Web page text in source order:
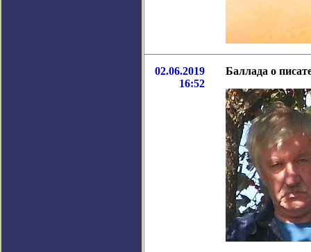
02.06.2019
16:52
Баллада о